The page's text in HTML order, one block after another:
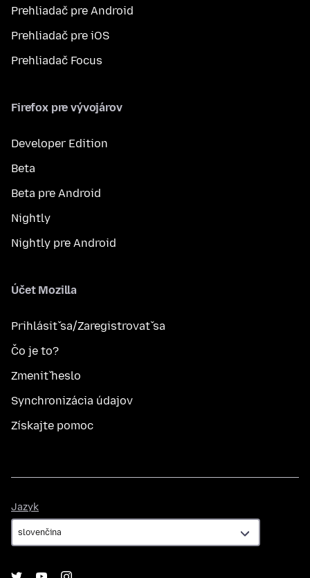
Prehliadač pre Android
Prehliadač pre iOS
Prehliadač Focus
Firefox pre vývojárov
Developer Edition
Beta
Beta pre Android
Nightly
Nightly pre Android
Účet Mozilla
Prihlásiť sa/Zaregistrovať sa
Čo je to?
Zmeniť heslo
Synchronizácia údajov
Získajte pomoc
Jazyk